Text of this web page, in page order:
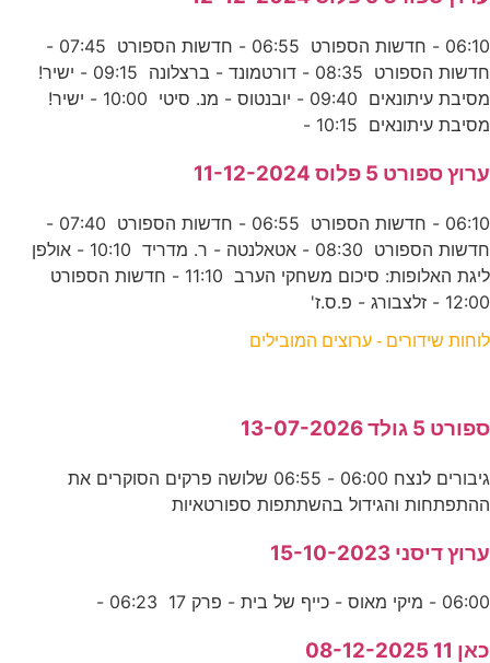
06:10 - חדשות הספורט 06:55 - חדשות הספורט 07:45 -
חדשות הספורט 08:35 - דורטמונד - ברצלונה 09:15 - ישיר!
מסיבת עיתונאים 09:40 - יובנטוס - מנ. סיטי 10:00 - ישיר!
מסיבת עיתונאים 10:15 -
ערוץ ספורט 5 פלוס 11-12-2024
06:10 - חדשות הספורט 06:55 - חדשות הספורט 07:40 -
חדשות הספורט 08:30 - אטאלנטה - ר. מדריד 10:10 - אולפן
ליגת האלופות: סיכום משחקי הערב 11:10 - חדשות הספורט
12:00 - זלצבורג - פ.ס.ז'
לוחות שידורים - ערוצים המובילים
ספורט 5 גולד 13-07-2026
גיבורים לנצח 06:00 - 06:55 שלושה פרקים הסוקרים את
ההתפתחות והגידול בהשתתפות ספורטאיות
ערוץ דיסני 15-10-2023
06:00 - מיקי מאוס - כייף של בית - פרק 17 06:23 -
כאן 11 08-12-2025